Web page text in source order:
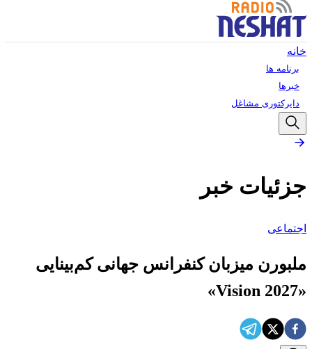
خانه
برنامه ها
خبرها
دایرکتوری مشاغل
جزئیات خبر
اجتماعی
ملبورن میزبان کنفرانس جهانی کم‌بینایی
«Vision 2027»